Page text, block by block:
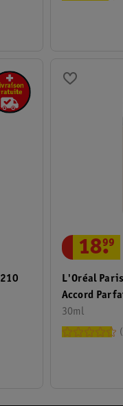
L'Oréal
Accord
30ml
18.
99